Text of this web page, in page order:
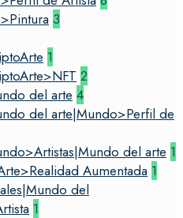
3
1
2
del arte 4
del arte|Mundo>Perfil de
del arte 1
Aumentada 1
del
1